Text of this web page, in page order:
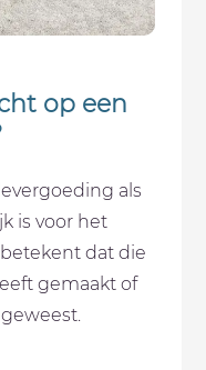
op een
als
is voor het
dat die
gemaakt of